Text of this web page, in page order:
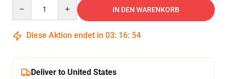
IN DEN WARENKORB
Diese Aktion endet in 03: 16: 53
Deliver to United States